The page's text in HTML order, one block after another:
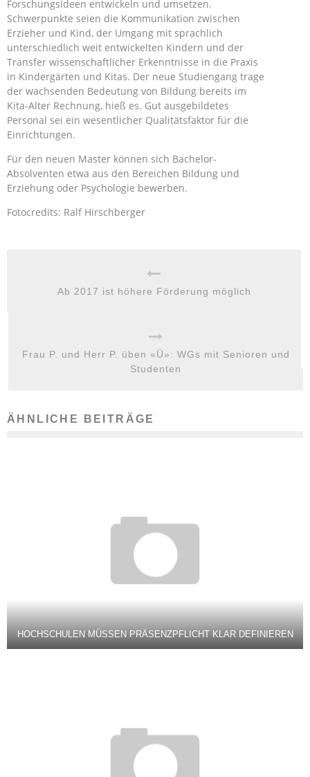
Forschungsideen entwickeln und umsetzen.
Schwerpunkte seien die Kommunikation zwischen
Erzieher und Kind, der Umgang mit sprachlich
unterschiedlich weit entwickelten Kindern und der
Transfer wissenschaftlicher Erkenntnisse in die Praxis
in Kindergärten und Kitas. Der neue Studiengang trage
der wachsenden Bedeutung von Bildung bereits im
Kita-Alter Rechnung, hieß es. Gut ausgebildetes
Personal sei ein wesentlicher Qualitätsfaktor für die
Einrichtungen.
Für den neuen Master können sich Bachelor-
Absolventen etwa aus den Bereichen Bildung und
Erziehung oder Psychologie bewerben.
Fotocredits: Ralf Hirschberger
Ab 2017 ist höhere Förderung möglich
Frau P. und Herr P. üben «Ü»: WGs mit Senioren und
Studenten
ÄHNLICHE BEITRÄGE
HOCHSCHULEN MÜSSEN PRÄSENZPFLICHT KLAR DEFINIEREN